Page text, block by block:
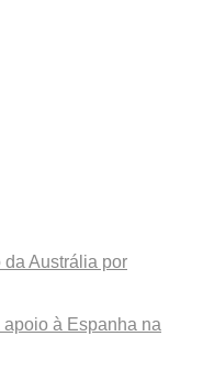
da Austrália por
à Espanha na